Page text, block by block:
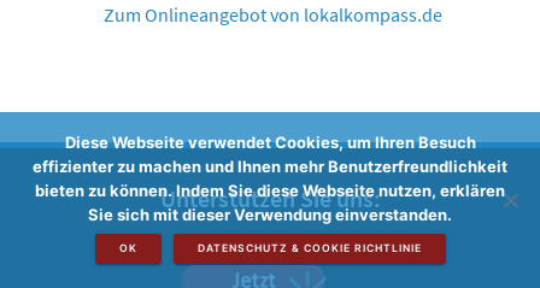
Zum Onlineangebot von lokalkompass.de
Unterstützen Sie uns:
Diese Webseite verwendet Cookies, um Ihren Besuch
effizienter zu machen und Ihnen mehr Benutzerfreundlichkeit
bieten zu können. Indem Sie diese Webseite nutzen, erklären
Sie sich mit dieser Verwendung einverstanden.
OK DATENSCHUTZ & COOKIE RICHTLINIE